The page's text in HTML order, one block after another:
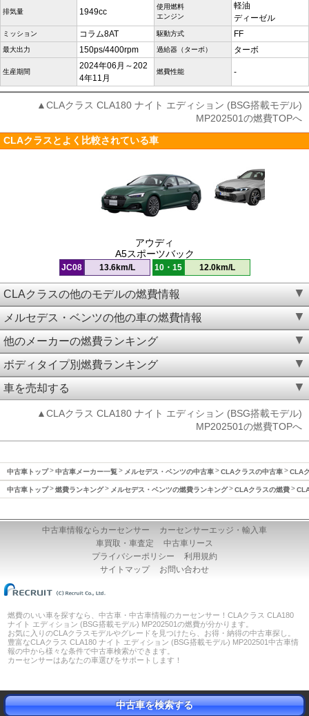
排気量 1949cc
使用燃料
エンジン
軽油
ディーゼル
ミッション コラム8AT 駆動方式 FF
最大出力 150ps/4400rpm 過給器（ターボ） ターボ
生産期間
2024年06月～202
4年11月
燃費性能 -
▲CLAクラス CLA180 ナイト エディション (BSG搭載モデル)
MP202501の燃費TOPへ
CLAクラスとよく比較されている車
アウディ
A5スポーツバック
JC08 13.6km/L 10・15 12.0km/L
CLAクラスの他のモデルの燃費情報
メルセデス・ベンツの他の車の燃費情報
他のメーカーの燃費ランキング
ボディタイプ別燃費ランキング
車を売却する
▲CLAクラス CLA180 ナイト エディション (BSG搭載モデル)
MP202501の燃費TOPへ
中古車トップ 中古車メーカー一覧 メルセデス・ベンツの中古車 CLAクラスの中古車 CLA
中古車トップ 燃費ランキング メルセデス・ベンツの燃費ランキング CLAクラスの燃費
中古車情報ならカーセンサー
カーセンサーエッジ・輸入車
車買取・車査定
中古車リース
プライバシーポリシー
利用規約
サイトマップ
お問い合わせ
燃費のいい車を探すなら、中古車・中古車情報のカーセンサー！CLAクラス CLA180
ナイト エディション (BSG搭載モデル) MP202501の燃費が分かります。
お気に入りのCLAクラスモデルやグレードを見つけたら、お得・納得の中古車探し。
豊富なCLAクラス CLA180 ナイト エディション (BSG搭載モデル) MP202501中古車情
報の中から様々な条件で中古車検索ができます。
カーセンサーはあなたの車選びをサポートします！
中古車を検索する